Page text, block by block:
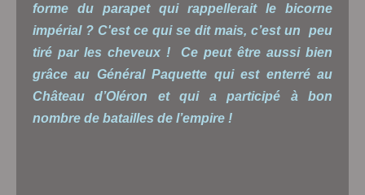
forme du parapet qui rappellerait le bicorne
impérial ? C'est ce qui se dit mais, c’est un peu
tiré par les cheveux ! Ce peut être aussi bien
grâce au Général Paquette qui est enterré au
Château d’Oléron et qui a participé à bon
nombre de batailles de l’empire !